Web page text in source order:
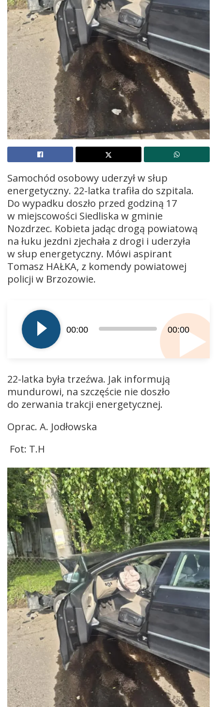
Samochód osobowy uderzył w słup
energetyczny. 22-latka trafiła do szpitala.
Do wypadku doszło przed godziną 17
w miejscowości Siedliska w gminie
Nozdrzec. Kobieta jadąc drogą powiatową
na łuku jezdni zjechała z drogi i uderzyła
w słup energetyczny. Mówi aspirant
Tomasz HAŁKA, z komendy powiatowej
policji w Brzozowie.
plików
dźwiękowych
00:00 00:00
22-latka była trzeźwa. Jak informują
mundurowi, na szczęście nie doszło
do zerwania trakcji energetycznej.
Oprac. A. Jodłowska
Fot: T.H